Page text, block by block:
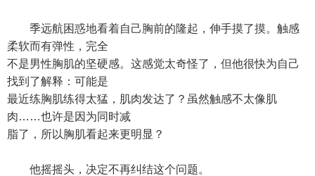
季远航困惑地看着自己胸前的隆起，伸手摸了摸。触感
柔软而有弹性，完全
不是男性胸肌的坚硬感。这感觉太奇怪了，但他很快为自己
找到了解释：可能是
最近练胸肌练得太猛，肌肉发达了？虽然触感不太像肌
肉……也许是因为同时减
脂了，所以胸肌看起来更明显？
他摇摇头，决定不再纠结这个问题。